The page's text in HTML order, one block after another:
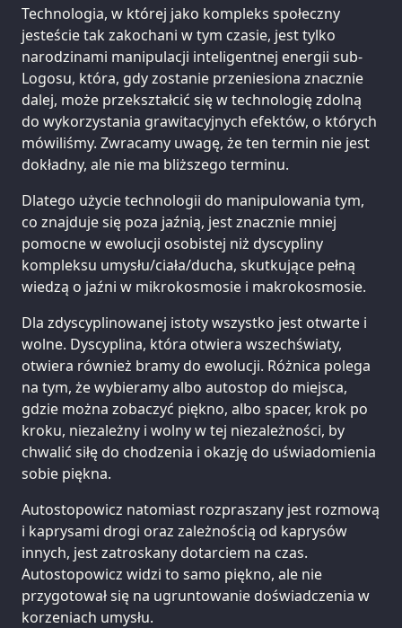
Technologia, w której jako kompleks społeczny
jesteście tak zakochani w tym czasie, jest tylko
narodzinami manipulacji inteligentnej energii sub-
Logosu, która, gdy zostanie przeniesiona znacznie
dalej, może przekształcić się w technologię zdolną
do wykorzystania grawitacyjnych efektów, o których
mówiliśmy. Zwracamy uwagę, że ten termin nie jest
dokładny, ale nie ma bliższego terminu.
Dlatego użycie technologii do manipulowania tym,
co znajduje się poza jaźnią, jest znacznie mniej
pomocne w ewolucji osobistej niż dyscypliny
kompleksu umysłu/ciała/ducha, skutkujące pełną
wiedzą o jaźni w mikrokosmosie i makrokosmosie.
Dla zdyscyplinowanej istoty wszystko jest otwarte i
wolne. Dyscyplina, która otwiera wszechświaty,
otwiera również bramy do ewolucji. Różnica polega
na tym, że wybieramy albo autostop do miejsca,
gdzie można zobaczyć piękno, albo spacer, krok po
kroku, niezależny i wolny w tej niezależności, by
chwalić siłę do chodzenia i okazję do uświadomienia
sobie piękna.
Autostopowicz natomiast rozpraszany jest rozmową
i kaprysami drogi oraz zależnością od kaprysów
innych, jest zatroskany dotarciem na czas.
Autostopowicz widzi to samo piękno, ale nie
przygotował się na ugruntowanie doświadczenia w
korzeniach umysłu.